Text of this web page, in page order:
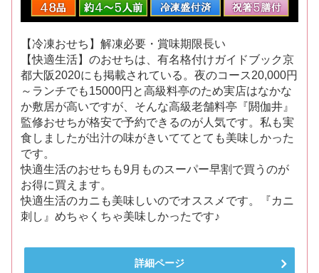
【冷凍おせち】解凍必要・賞味期限長い
【快適生活】のおせちは、有名格付けガイドブック京
都大阪2020にも掲載されている。夜のコース20,000円
～ランチでも15000円と高級料亭のため実店はなかな
か敷居が高いですが、そんな高級老舗料亭『閼伽井』
監修おせちが格安で予約できるのが人気です。私も実
食しましたが出汁の味がきいててとても美味しかった
です。
快適生活のおせちも9月ものスーパー早割で買うのが
お得に買えます。
快適生活のカニも美味しいのでオススメです。『カニ
刺し』めちゃくちゃ美味しかったです♪
詳細ページ